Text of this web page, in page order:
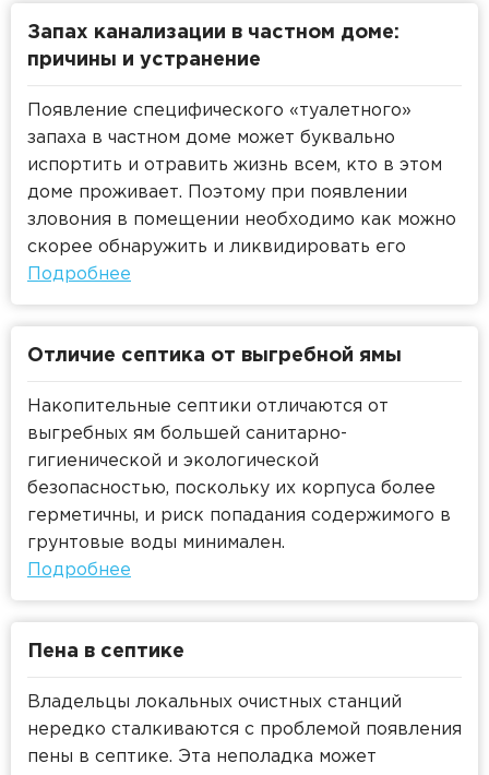
Станция очистки БиоДека
локальных очистных сооружений.
Запах канализации в частном доме:
причины и устранение
Появление специфического «туалетного»
запаха в частном доме может буквально
испортить и отравить жизнь всем, кто в этом
доме проживает. Поэтому при появлении
зловония в помещении необходимо как можно
скорее обнаружить и ликвидировать его
источники.
Подробнее
Отличие септика от выгребной ямы
Накопительные септики отличаются от
выгребных ям большей санитарно-
гигиенической и экологической
безопасностью, поскольку их корпуса более
герметичны, и риск попадания содержимого в
грунтовые воды минимален.
Подробнее
Пена в септике
Владельцы локальных очистных станций
нередко сталкиваются с проблемой появления
пены в септике. Эта неполадка может